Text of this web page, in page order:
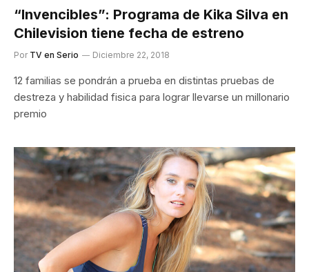
“Invencibles”: Programa de Kika Silva en
Chilevision tiene fecha de estreno
Por TV en Serio Diciembre 22, 2018
12 familias se pondrán a prueba en distintas pruebas de
destreza y habilidad fisica para lograr llevarse un millonario
premio